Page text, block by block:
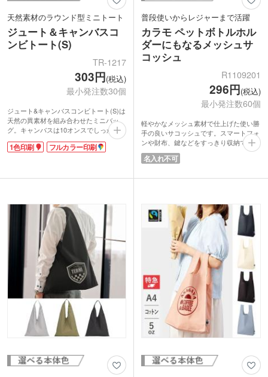
天然素材のラウンド型ミニトート
ジュート＆キャンバスコ
ンビトート(S)
TR-1217
303円(税込)
最小発注数30個
ジュート&キャンバスコンビトート(S)は
天然の異素材を組み合わせたミニバッ
グ。キャンバスは10オンスでしっかりし
た生地感です。麻の一種で天然素材のジ
ュートはざっくりとした素材感でお洒
ラウンド型でコロンとした形がキュー
サイズ感です。ランチトートはもちろん
普段使いにもお勧め。1色印刷か転写印
刷が可能です。オープン記念やカフェの
オリジナルノベルティにいかがでしょう
1色印刷 フルカラー印刷
普段使いからレジャーまで活躍
カラモ ペットボトルホル
ダーにもなるメッシュサ
コッシュ
R1109201
296円(税込)
最小発注数60個
軽やかなメッシュ素材で仕上げた使い勝
手の良いサコッシュです。スマートフォ
ンや財布、鍵などをすっきり収納できる
サイズ感でちょっとしたお出かけにぴっ
たり。
える便利な仕様で、外出時の水分補給に
タン付きで中身が飛び出しにくく安心で
す。日常からアウトドアまで幅広く活躍
名入れ不可